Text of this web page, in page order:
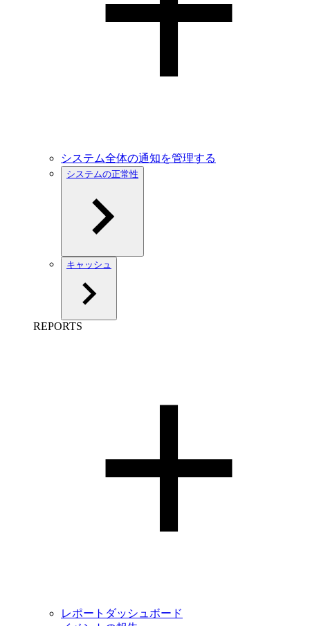
システム全体の通知を管理する
システムの正常性
キャッシュ
REPORTS
レポートダッシュボード